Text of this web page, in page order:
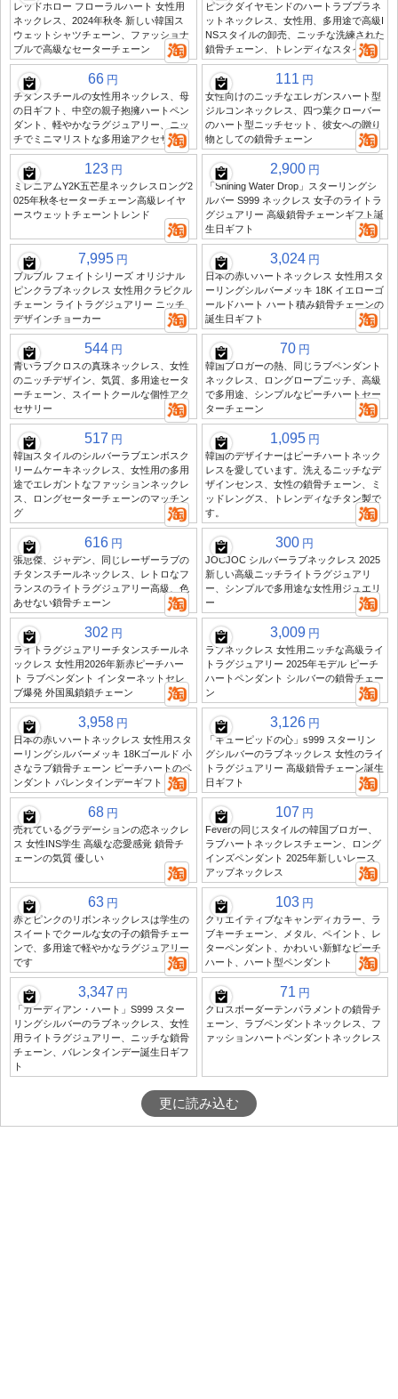
レッドホロー フローラルハート 女性用
ネックレス、2024年秋冬 新しい韓国ス
ウェットシャツチェーン、ファッショナ
ブルで高級なセーターチェーン
ピンクダイヤモンドのハートラブプラネ
ットネックレス、女性用、多用途で高級I
NSスタイルの卸売、ニッチな洗練された
鎖骨チェーン、トレンディなスタイル
66 円
チタンスチールの女性用ネックレス、母
の日ギフト、中空の親子抱擁ハートペン
ダント、軽やかなラグジュアリー、ニッ
チでミニマリストな多用途アクセサリー
111 円
女性向けのニッチなエレガンスハート型
ジルコンネックレス、四つ葉クローバー
のハート型ニッチセット、彼女への贈り
物としての鎖骨チェーン
123 円
ミレニアムY2K五芒星ネックレスロング2
025年秋冬セーターチェーン高級レイヤ
ースウェットチェーントレンド
2,900 円
「Shining Water Drop」スターリングシ
ルバー S999 ネックレス 女子のライトラ
グジュアリー 高級鎖骨チェーンギフト誕
生日ギフト
7,995 円
ブルブル フェイトシリーズ オリジナル
ピンクラブネックレス 女性用クラビクル
チェーン ライトラグジュアリー ニッチ
デザインチョーカー
3,024 円
日本の赤いハートネックレス 女性用スタ
ーリングシルバーメッキ 18K イエローゴ
ールドハート ハート積み鎖骨チェーンの
誕生日ギフト
544 円
青いラブクロスの真珠ネックレス、女性
のニッチデザイン、気質、多用途セータ
ーチェーン、スイートクールな個性アク
セサリー
70 円
韓国ブロガーの熱、同じラブペンダント
ネックレス、ロングロープニッチ、高級
で多用途、シンプルなピーチハートセー
ターチェーン
517 円
韓国スタイルのシルバーラブエンボスク
リームケーキネックレス、女性用の多用
途でエレガントなファッションネックレ
ス、ロングセーターチェーンのマッチン
グ
1,095 円
韓国のデザイナーはピーチハートネック
レスを愛しています。洗えるニッチなデ
ザインセンス、女性の鎖骨チェーン、ミ
ッドレングス、トレンディなチタン製で
す。
616 円
張思傑、ジャデン、同じレーザーラブの
チタンスチールネックレス、レトロなフ
ランスのライトラグジュアリー高級、色
あせない鎖骨チェーン
300 円
JOCJOC シルバーラブネックレス 2025
新しい高級ニッチライトラグジュアリ
ー、シンプルで多用途な女性用ジュエリ
ー
302 円
ライトラグジュアリーチタンスチールネ
ックレス 女性用2026年新赤ピーチハー
ト ラブペンダント インターネットセレ
ブ爆発 外国風鎖鎖チェーン
3,009 円
ラブネックレス 女性用ニッチな高級ライ
トラグジュアリー 2025年モデル ピーチ
ハートペンダント シルバーの鎖骨チェー
ン
3,958 円
日本の赤いハートネックレス 女性用スタ
ーリングシルバーメッキ 18Kゴールド 小
さなラブ鎖骨チェーン ピーチハートのペ
ンダント バレンタインデーギフト
3,126 円
「キューピッドの心」s999 スターリン
グシルバーのラブネックレス 女性のライ
トラグジュアリー 高級鎖骨チェーン誕生
日ギフト
68 円
売れているグラデーションの恋ネックレ
ス 女性INS学生 高級な恋愛感覚 鎖骨チ
ェーンの気質 優しい
107 円
Feverの同じスタイルの韓国ブロガー、
ラブハートネックレスチェーン、ロング
インズペンダント 2025年新しいレース
アップネックレス
63 円
赤とピンクのリボンネックレスは学生の
スイートでクールな女の子の鎖骨チェー
ンで、多用途で軽やかなラグジュアリー
です
103 円
クリエイティブなキャンディカラー、ラ
ブキーチェーン、メタル、ペイント、レ
ターペンダント、かわいい新鮮なピーチ
ハート、ハート型ペンダント
3,347 円
「ガーディアン・ハート」S999 スター
リングシルバーのラブネックレス、女性
用ライトラグジュアリー、ニッチな鎖骨
チェーン、バレンタインデー誕生日ギフ
ト
71 円
クロスボーダーテンパラメントの鎖骨チ
ェーン、ラブペンダントネックレス、フ
ァッションハートペンダントネックレス
更に読み込む